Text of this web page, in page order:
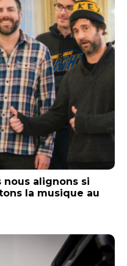
nous alignons si
la musique au